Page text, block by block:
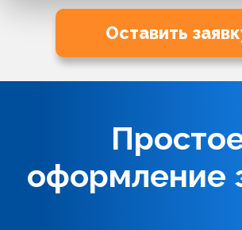
Оставить
оформление